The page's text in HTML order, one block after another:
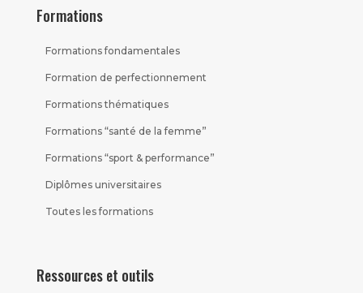
Formations
Formations fondamentales
Formation de perfectionnement
Formations thématiques
Formations “santé de la femme”
Formations “sport & performance”
Diplômes universitaires
Toutes les formations
Ressources et outils